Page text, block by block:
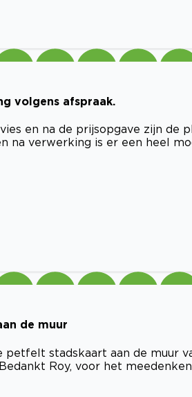
volgens afspraak.
en na de prijsopgave zijn
na verwerking is er een heel
de muur
petfelt stadskaart aan de muur
Roy, voor het